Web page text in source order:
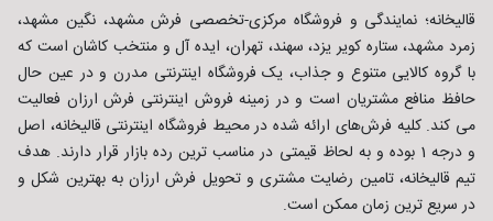
قالیخانه؛ نمایندگی و فروشگاه مرکزی-تخصصی فرش مشهد، نگین مشهد،
زمرد مشهد، ستاره کویر یزد، سهند، تهران، ایده آل و منتخب کاشان است که
با گروه کالایی متنوع و جذاب، یک فروشگاه اینترنتی مدرن و در عین حال
حافظ منافع مشتریان است و در زمینه فروش اینترنتی فرش ارزان فعالیت
می کند. کلیه فرش‌های ارائه شده در محیط فروشگاه اینترنتی قالیخانه، اصل
و درجه 1 بوده و به لحاظ قیمتی در مناسب ترین رده بازار قرار دارند. هدف
تیم قالیخانه، تامین رضایت مشتری و تحویل فرش ارزان به بهترین شکل و
در سریع ترین زمان ممکن است.